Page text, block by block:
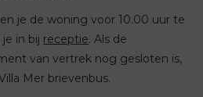
je de woning voor 10.00 uur te
in bij receptie. Als de
van vertrek nog gesloten is,
Mer brievenbus.